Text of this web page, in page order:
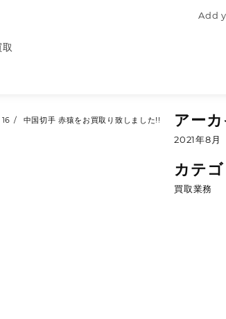
Add
16 中国切手 赤猿をお買取り致しました!! アー
2021年8月
カテ
買取業務